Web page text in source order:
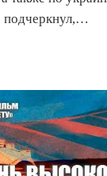
подчеркнул,…